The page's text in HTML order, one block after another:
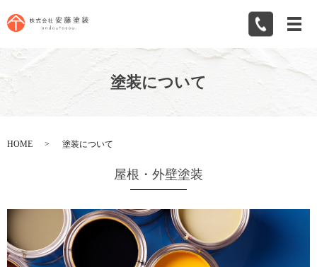
メ
塗装について
HOME 塗装について
屋根・外壁塗装